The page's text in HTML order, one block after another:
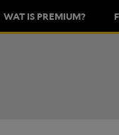
WAT IS PREMIUM?